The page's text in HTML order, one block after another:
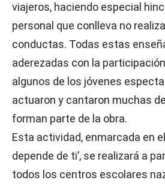
viajeros, haciendo especial
personal que conlleva no
conductas. Todas estas
aderezadas con la
algunos de los jóvenes
actuaron y cantaron muchas
forman parte de la obra.
Esta actividad, enmarcada en
depende de ti’, se realizará a
todos los centros escolares